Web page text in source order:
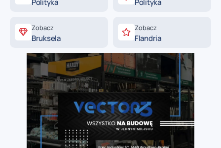
Zobacz
Bruksela
Zobacz
Flandria